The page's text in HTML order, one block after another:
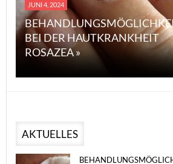
JUNI 4, 2024
BEI DER HAUTKRANKHEIT
ROSAZEA »
AKTUELLES